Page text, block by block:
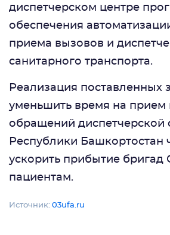
диспетчерском центре
обеспечения
приема вызовов и
санитарного транспорта.
Реализация поставленных
уменьшить время на прием
обращений диспетчерской
Республики Башкортостан
ускорить прибытие
пациентам.
Источник: 03ufa.ru